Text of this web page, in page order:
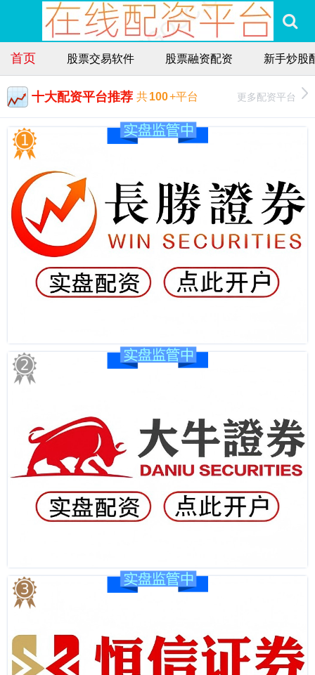
首页 股票交易软件 股票融资配资 新手炒股
十大配资平台推荐 共100+平台 更多配资平台